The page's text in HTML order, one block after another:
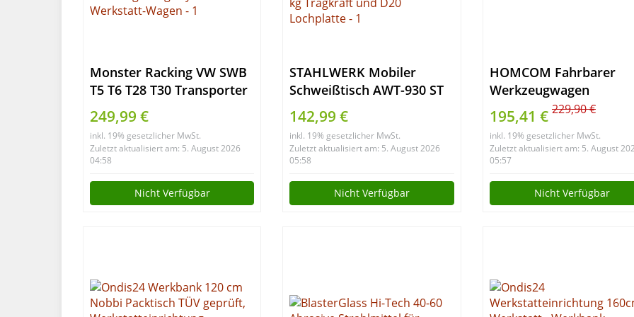
Monster Racking VW SWB
T5 T6 T28 T30 Transporter
KFZ Fahrzeugeinrichtung
Fahrzeugregale
Fahrzeugausbau
Lieferwagen Auto-Regal
Regalsystem Werkstatt-
249,99 €
inkl. 19% gesetzlicher MwSt.
Zuletzt aktualisiert am: 5. August 2026
04:58
Nicht Verfügbar
STAHLWERK Mobiler
Schweißtisch AWT-930 ST
1068 x 532 mm
Höhenverstellbare,
klappbare Werkbank |
Werktisch | Montagetisch
mit 705-930 mm
Hubbereich, 450 kg
142,99 €
inkl. 19% gesetzlicher MwSt.
Zuletzt aktualisiert am: 5. August 2026
05:58
Nicht Verfügbar
HOMCOM Fahrbarer
Werkzeugwagen
Werkstattwagen
Rollwagen
Werkzeugkasten (Blau)
195,41 € 229,90 €
inkl. 19% gesetzlicher MwSt.
Zuletzt aktualisiert am: 5. August
05:57
Nicht Verfügbar